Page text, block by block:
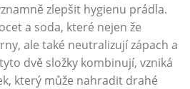
zlepšit⁣ hygienu prádla.
a soda, které nejen ⁣že
ale také neutralizují zápach a
⁤dvě složky kombinují, vzniká
který může nahradit drahé‌